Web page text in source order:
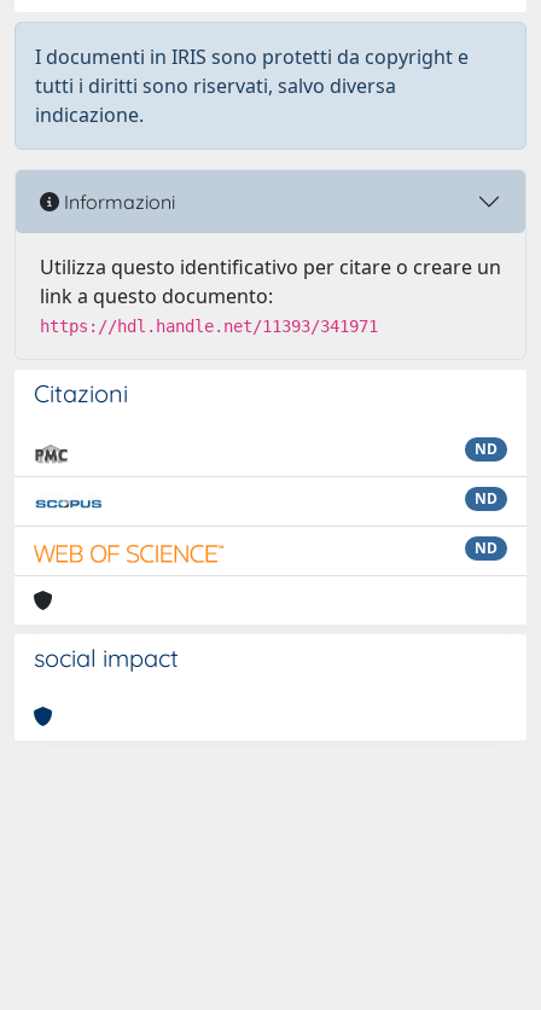
I documenti in IRIS sono protetti da copyright e
tutti i diritti sono riservati, salvo diversa
indicazione.
Informazioni
Utilizza questo identificativo per citare o creare un
link a questo documento:
https://hdl.handle.net/11393/341971
Citazioni
ND
ND
ND
social impact